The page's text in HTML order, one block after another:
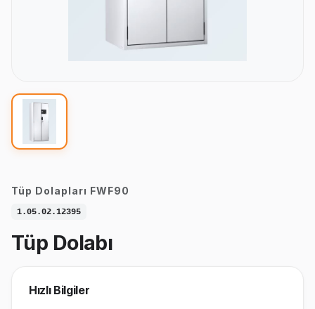
Tüp Dolapları FWF90
1.05.02.12395
Tüp Dolabı
Hızlı Bilgiler